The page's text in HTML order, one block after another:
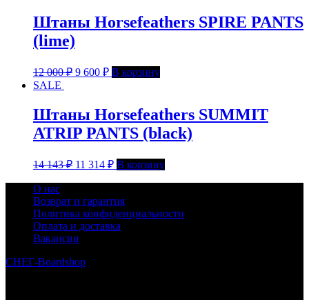
Штаны Horsefeathers SPIRE PANTS
(lime)
12 000₽ 9 600 ₽ В корзину
SALE
Штаны Horsefeathers SUMMIT
ATRIP PANTS (black)
14 143₽ 11 314 ₽ В корзину
О нас
Возврат и гарантия
Политика конфиденциальности
Оплата и доставка
Вакансии
СНЕГ-Boardshop